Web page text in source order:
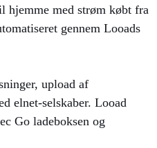
hjemme med strøm købt fra
gennem Looads
upload af
elnet-selskaber. Looad
Go ladeboksen og